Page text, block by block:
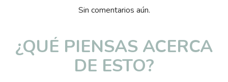
Sin comentarios aún.
¿QUÉ PIENSAS ACERCA
DE ESTO?